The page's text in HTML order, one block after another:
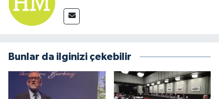
Bunlar da ilginizi çekebilir